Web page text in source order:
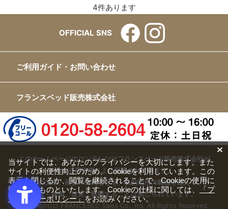
4件あります
OFFICIAL SNS
ご利用ガイド・お問い合わせ
フランスベッド販売株式会社
このホームページのコンテンツはフランスベッド販売株式会社が
有する著作権により保護されています。
すべての文章、画像、動画などを、私的利用の範囲を超えて、許
可なく複製、改変、転載することは禁じられています。
Copyright(c) FRANCEBED Sales Co., ltd. All Rights Reserved.
当サイトでは、あなたのプライバシーを大切にします。また
サイトの利便性向上のため、Cookieを利用しています。この
表示を閉じるか、閲覧を継続されることで、Cookieの使用に
同意するものといたします。Cookieの仕様に関しては、
「プ
ライバシーポリシー」をお読みください。